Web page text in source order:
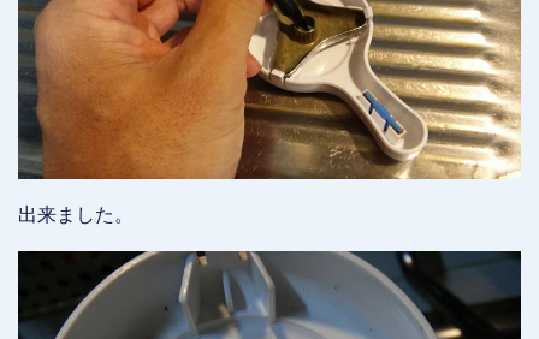
出来ました。